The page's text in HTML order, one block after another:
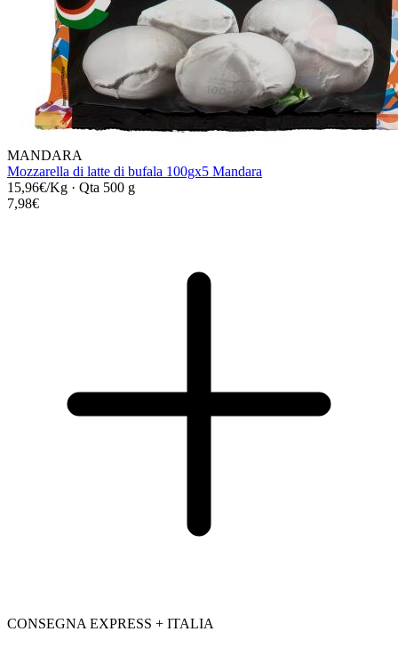
MANDARA
Mozzarella di latte di bufala 100gx5 Mandara
15,96€/Kg · Qta 500 g
7,98€
CONSEGNA EXPRESS + ITALIA